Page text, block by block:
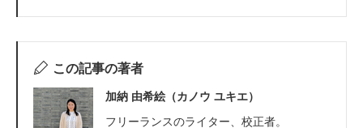
この記事の著者
加納 由希絵（カノウ ユキエ）
フリーランスのライター、校正者。